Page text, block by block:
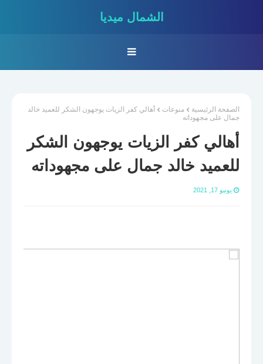
الشمال ميديا
الصفحة الرئيسية منوعات
أهالي كفر الزيات يوجهون الشكر للعميد خالد
جمال على مجهوداته
أهالي كفر الزيات يوجهون الشكر
للعميد خالد جمال على مجهوداته
يونيو 17, 2021